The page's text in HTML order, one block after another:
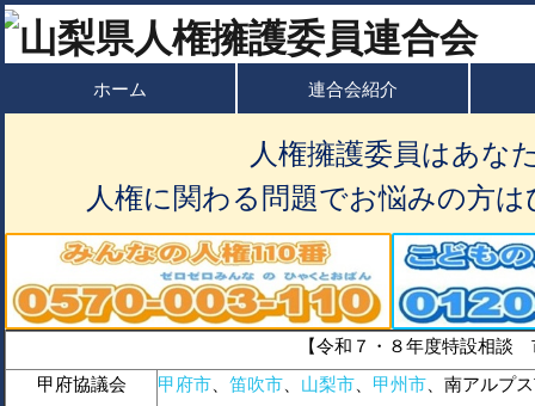
ホーム 連合会紹介
人権擁護委員はあな
人権に関わる問題でお悩みの方
【令和７・８年度特設相談
甲府協議会
甲府市 笛吹市 山梨市 甲州市 、南アルプ